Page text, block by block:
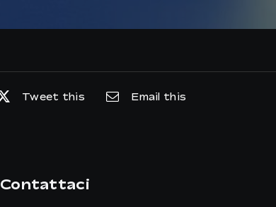
Tweet this Email this
Contattaci